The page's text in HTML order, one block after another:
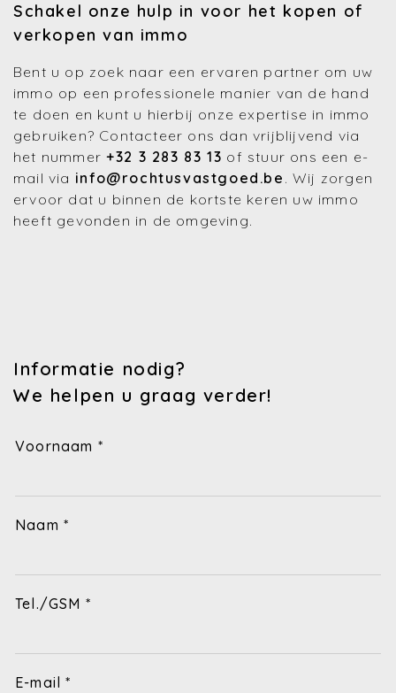
Schakel onze hulp in voor het kopen of
verkopen van immo
Bent u op zoek naar een ervaren partner om uw
immo op een professionele manier van de hand
te doen en kunt u hierbij onze expertise in immo
gebruiken? Contacteer ons dan vrijblijvend via
het nummer+32 3 283 83 13 of stuur ons een e-
mail via info@rochtusvastgoed.be . Wij zorgen
ervoor dat u binnen de kortste keren uw immo
heeft gevonden in de omgeving.
Informatie nodig?
We helpen u graag verder!
Voornaam *
Naam *
Tel./GSM *
E-mail *